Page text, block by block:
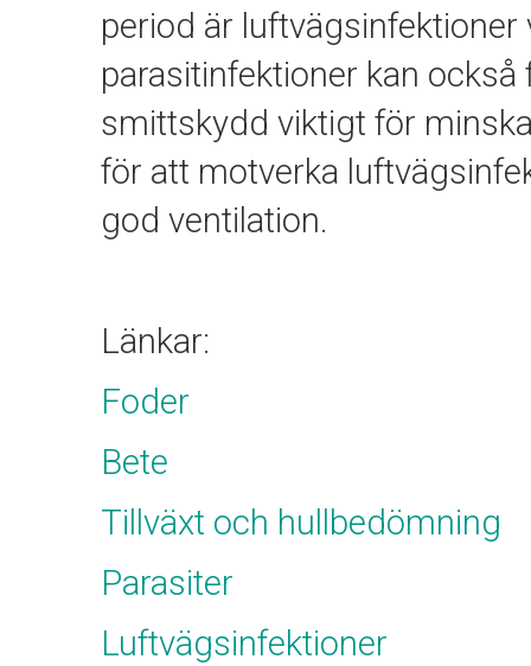
period är luftvägsinfektioner
parasitinfektioner kan
smittskydd viktigt för
för att motverka
god ventilation.
Länkar:
Foder
Bete
Tillväxt och hullbedömning
Parasiter
Luftvägsinfektioner